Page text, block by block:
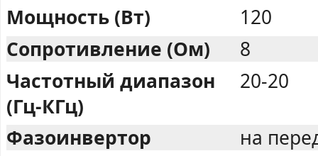
Мощность (Вт)
120
Сопротивление (Ом)
8
Частотный диапазон
(Гц-КГц)
20-20
Фазоинвертор
на